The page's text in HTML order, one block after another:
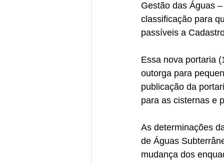
Gestão das Águas
classificação para
passíveis a
Essa nova portaria
outorga para
publicação da
para as cisternas e
As determinações
de Águas
mudança dos